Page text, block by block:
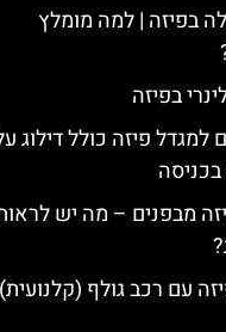
בפיזה | למה מומלץ
בפיזה
למגדל פיזה כולל דילוג
מבפנים – מה יש
עם רכב גולף (קלנועית)